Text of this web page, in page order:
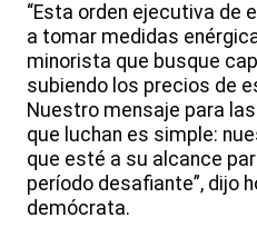
“Esta orden ejecutiva de
a tomar medidas
minorista que busque
subiendo los precios de
Nuestro mensaje para
que luchan es simple:
que esté a su alcance
período desafiante”, dijo
demócrata.